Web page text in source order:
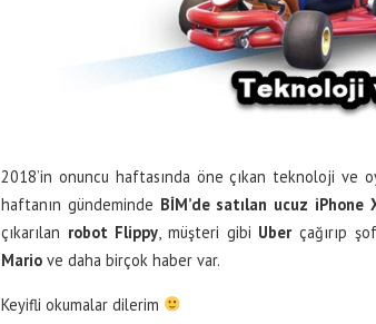
2018’in onuncu haftasında öne çıkan teknoloji ve
haftanın gündeminde BİM’de satılan ucuz iPhone
çıkarılan robot Flippy , müşteri gibi Uberçağırıp
Mario ve daha birçok haber var.
Keyifli okumalar dilerim